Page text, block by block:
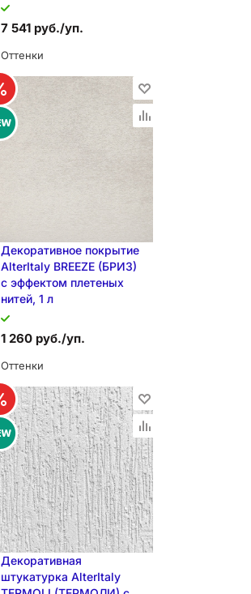
7 541 руб./уп.
Оттенки
В КОРЗИНУ
Декоративное покрытие
AlterItaly BREEZE (БРИЗ)
с эффектом плетеных
нитей, 1 л
1 260 руб./уп.
Оттенки
В КОРЗИНУ
Декоративная
штукатурка AlterItaly